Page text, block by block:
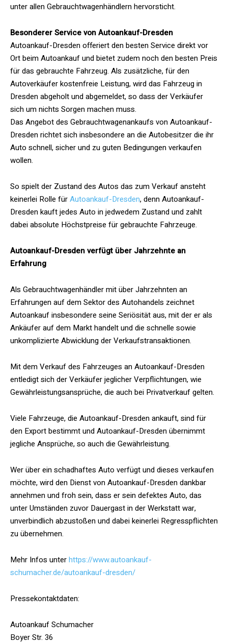
unter allen Gebrauchtwagenhändlern hervorsticht.
Besonderer Service von Autoankauf-Dresden
Autoankauf-Dresden offeriert den besten Service direkt vor
Ort beim Autoankauf und bietet zudem noch den besten Preis
für das gebrauchte Fahrzeug. Als zusätzliche, für den
Autoverkäufer kostenfreie Leistung, wird das Fahrzeug in
Dresden abgeholt und abgemeldet, so dass der Verkäufer
sich um nichts Sorgen machen muss.
Das Angebot des Gebrauchtwagenankaufs von Autoankauf-
Dresden richtet sich insbesondere an die Autobesitzer die ihr
Auto schnell, sicher und zu guten Bedingungen verkaufen
wollen.
So spielt der Zustand des Autos das zum Verkauf ansteht
keinerlei Rolle fürAutoankauf-Dresden, denn Autoankauf-
Dresden kauft jedes Auto in jedwedem Zustand und zahlt
dabei absolute Höchstpreise für gebrauchte Fahrzeuge.
Autoankauf-Dresden verfügt über Jahrzehnte an
Erfahrung
Als Gebrauchtwagenhändler mit über Jahrzehnten an
Erfahrungen auf dem Sektor des Autohandels zeichnet
Autoankauf insbesondere seine Seriösität aus, mit der er als
Ankäufer auf dem Markt handelt und die schnelle sowie
unkomplizierte Abwicklung der Verkaufstransaktionen.
Mit dem Verkauf des Fahrzeuges an Autoankauf-Dresden
entledigt sich der Verkäufer jeglicher Verpflichtungen, wie
Gewährleistungsansprüche, die auch bei Privatverkauf gelten.
Viele Fahrzeuge, die Autoankauf-Dresden ankauft, sind für
den Export bestimmt und Autoankauf-Dresden übernimmt
jegliche Ansprüche, so auch die Gewährleistung.
Wer über ein schadhaftes Auto verfügt und dieses verkaufen
möchte, wird den Dienst von Autoankauf-Dresden dankbar
annehmen und froh sein, dass er sein defektes Auto, das
unter Umständen zuvor Dauergast in der Werkstatt war,
unverbindlich abzustoßen und dabei keinerlei Regresspflichten
zu übernehmen.
Mehr Infos unterhttps://www.autoankauf-
schumacher.de/autoankauf-dresden/
Pressekontaktdaten:
Autoankauf Schumacher
Boyer Str. 36